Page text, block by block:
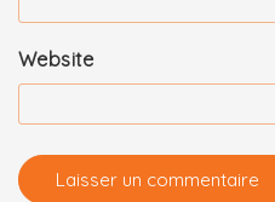
Website